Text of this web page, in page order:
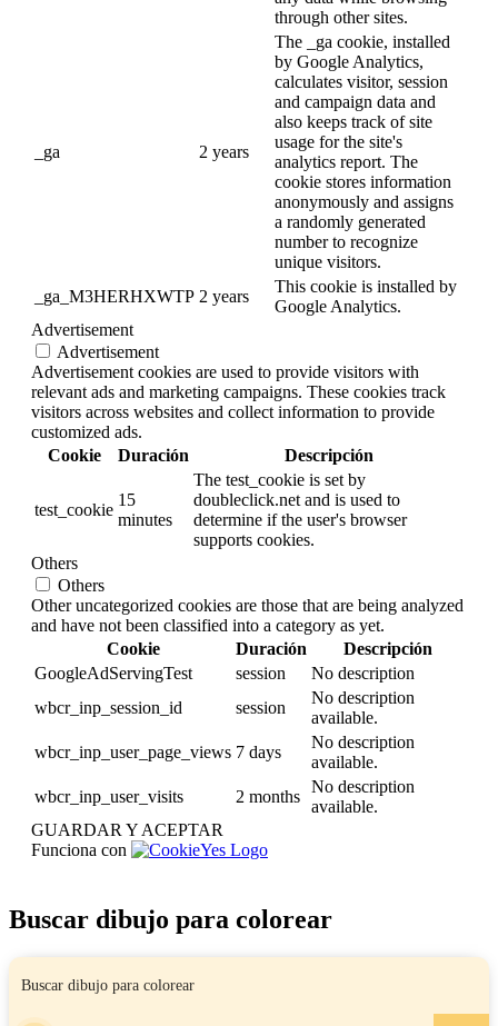
through other sites.
_ga 2 years
The _ga cookie, installed
by Google Analytics,
calculates visitor, session
and campaign data and
also keeps track of site
usage for the site's
analytics report. The
cookie stores information
anonymously and assigns
a randomly generated
number to recognize
unique visitors.
_ga_M3HERHXWTP 2 years
This cookie is installed by
Google Analytics.
Advertisement
Advertisement
Advertisement cookies are used to provide visitors with
relevant ads and marketing campaigns. These cookies track
visitors across websites and collect information to provide
customized ads.
Cookie
Duración Descripción
test_cookie
15
minutes
The test_cookie is set by
doubleclick.net and is used to
determine if the user's browser
supports cookies.
Others
Others
Other uncategorized cookies are those that are being analyzed
and have not been classified into a category as yet.
Cookie
Duración
Descripción
GoogleAdServingTest
session
No description
wbcr_inp_session_id
session
No description
available.
wbcr_inp_user_page_views 7 days
No description
available.
wbcr_inp_user_visits
2 months
No description
available.
GUARDAR Y ACEPTAR
Funciona con
Buscar dibujo para colorear